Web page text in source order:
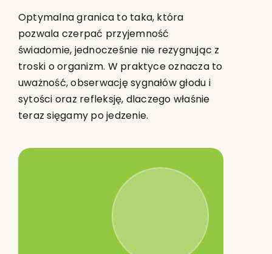
Optymalna granica to taka, która
pozwala czerpać przyjemność
świadomie, jednocześnie nie rezygnując z
troski o organizm. W praktyce oznacza to
uważność, obserwację sygnałów głodu i
sytości oraz refleksję, dlaczego właśnie
teraz sięgamy po jedzenie.